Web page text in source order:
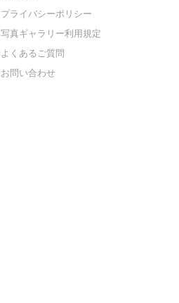
プライバシーポリシー
写真ギャラリー利用規定
よくあるご質問
お問い合わせ